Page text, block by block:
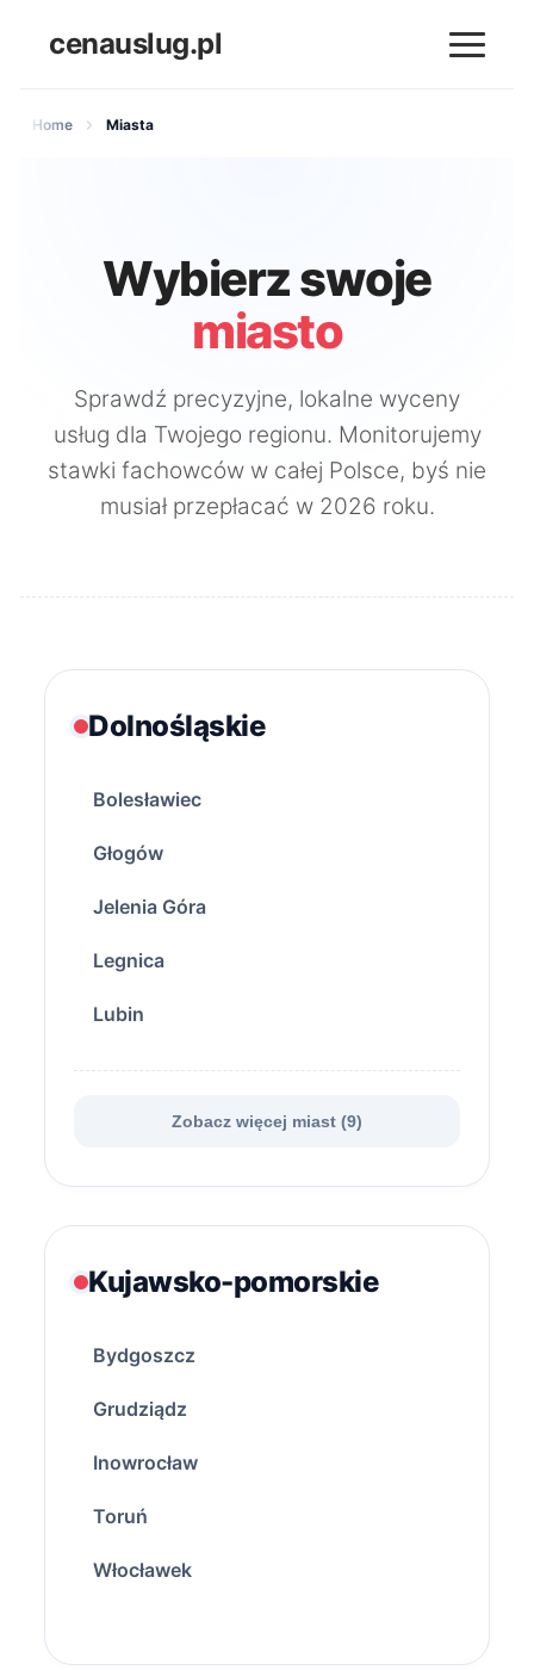
cenauslug.pl
Home Miasta
Wybierz swoje
miasto
Sprawdź precyzyjne, lokalne wyceny
usług dla Twojego regionu. Monitorujemy
stawki fachowców w całej Polsce, byś nie
musiał przepłacać w 2026 roku.
Dolnośląskie
Bolesławiec
Głogów
Jelenia Góra
Legnica
Lubin
Zobacz więcej miast (9)
Kujawsko-pomorskie
Bydgoszcz
Grudziądz
Inowrocław
Toruń
Włocławek